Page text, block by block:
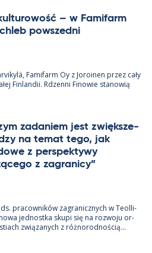
– w Fa­mi­farm
powszedni
Fa­mi­farm Oy z Jo­roi­nen przez cały
Fin­lan­dii. Rdzenni Fi­nowie sta­nowią
za­da­niem jest zwiększe­
na te­mat tego, jak
z pers­pek­tywy
z za­gra­nicy”
ds. pracow­ników za­gra­nicz­nych w Teol­li­
jed­nostka skupi się na rozwoju or­
związa­nych z róż­no­rod­nością...